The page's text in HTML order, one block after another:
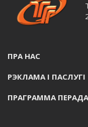
ПРА НАС
РЭКЛАМА I ПАСЛУГI
ПРАГРАММА